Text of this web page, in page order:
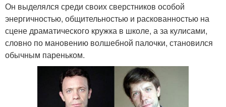
Он выделялся среди своих сверстников особой
энергичностью, общительностью и раскованностью на
сцене драматического кружка в школе, а за кулисами,
словно по мановению волшебной палочки, становился
обычным пареньком.